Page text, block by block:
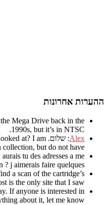
אחרונות
had the Mega Drive back in
1990s,but it’s in
.
: שלום. looked at?I am
korean collection,but do not
article! aurais tu des adresses a
canton?j aimerais faire
can I find a scan of the
This post is the only site that I
today. If anyone is interested
anything about it, let me